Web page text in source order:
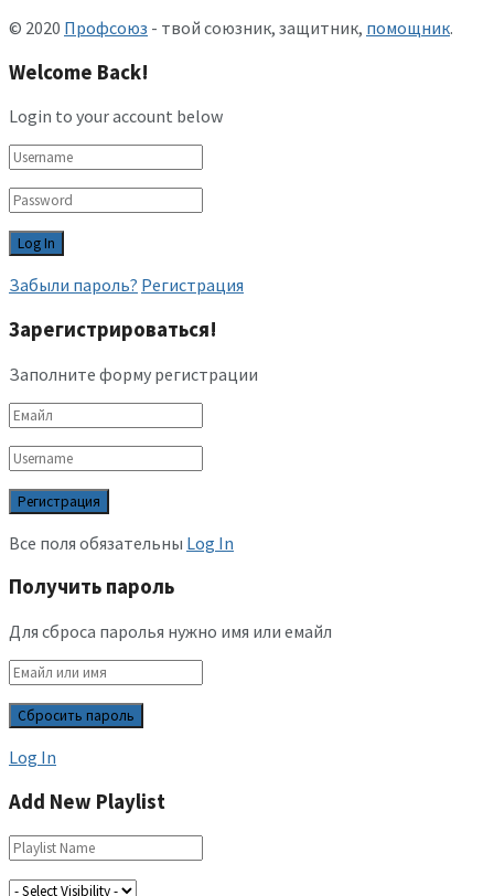
© 2020 Профсоюз - твой союзник, защитник, помощник.
Welcome Back!
Login to your account below
Забыли пароль? Регистрация
Зарегистрироваться!
Заполните форму регистрации
Все поля обязательны Log In
Получить пароль
Для сброса паролья нужно имя или емайл
Log In
Add New Playlist